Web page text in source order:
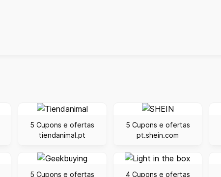
5 Cupons e ofertas
tiendanimal.pt
5 Cupons e ofertas
pt.shein.com
5 Cupons e ofertas
4 Cupons e ofertas